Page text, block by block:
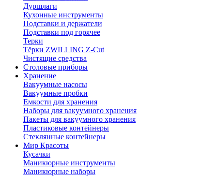
Дуршлаги
Кухонные инструменты
Подставки и держатели
Подставки под горячее
Терки
Тёрки ZWILLING Z-Cut
Чистящие средства
Столовые приборы
Хранение
Вакуумные насосы
Вакуумные пробки
Емкости для хранения
Наборы для вакуумного хранения
Пакеты для вакуумного хранения
Пластиковые контейнеры
Стеклянные контейнеры
Мир Красоты
Кусачки
Маникюрные инструменты
Маникюрные наборы